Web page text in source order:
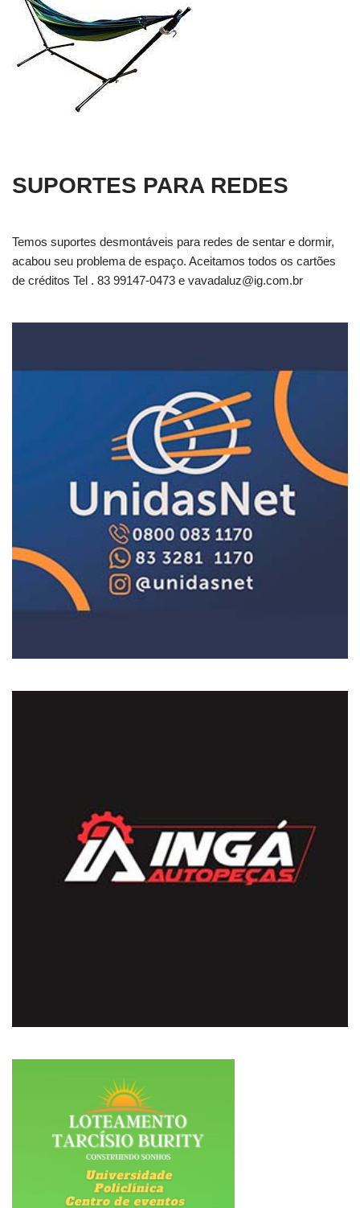
SUPORTES PARA REDES
Temos suportes desmontáveis para redes de sentar e dormir,
acabou seu problema de espaço. Aceitamos todos os cartões
de créditos Tel . 83 99147-0473 e vavadaluz@ig.com.br